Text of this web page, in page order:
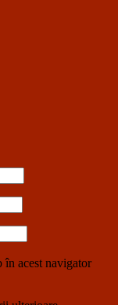
în acest navigator